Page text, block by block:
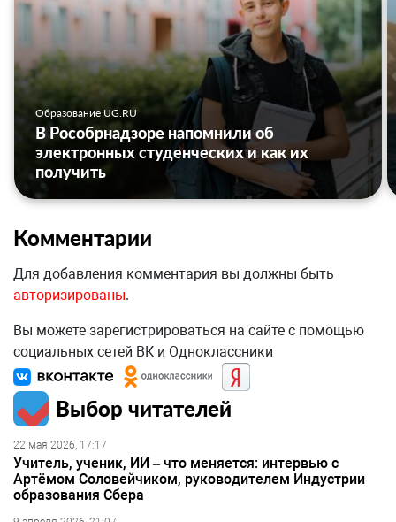
Образование UG.RU
В Рособрнадзоре напомнили об
электронных студенческих и как их
получить
Комментарии
Для добавления комментария вы должны быть
авторизированы.
Вы можете зарегистрироваться на сайте с помощью
социальных сетей ВК и Одноклассники
Выбор читателей
22 мая 2026, 17:17
Учитель, ученик, ИИ – что меняется: интервью с
Артёмом Соловейчиком, руководителем Индустрии
образования Сбера